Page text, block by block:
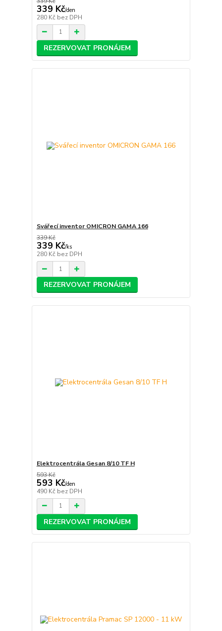
339 Kč/den
280 Kč bez DPH
REZERVOVAT PRONÁJEM
Svářecí inventor OMICRON GAMA 166
339 Kč
339 Kč/ks
280 Kč bez DPH
REZERVOVAT PRONÁJEM
Elektrocentrála Gesan 8/10 TF H
593 Kč
593 Kč/den
490 Kč bez DPH
REZERVOVAT PRONÁJEM